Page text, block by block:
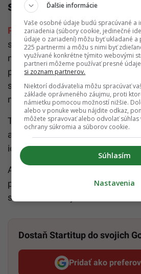
schopnosťou
Psychológoviahovoria, že
sústrediť môže byť v budúcnosti
najcennejších schopností. V
pozornosť bojujú algoritmy,
sa schopnosť udržať pri jednej
náročnejšou.
To však neznamená, že ľudia
alebo schopnosť myslieť. Skôr
ich mozog neustále rozptyľuje.
A práve preto dnes odborníci
pozornosti môže byť rovnako
starostlivosť o fyzické zdravie.
Dostaň Startitup do svojich
Pridať ako
Ďalšie informácie
Vaše osobné údaje budú spracúvané a
zariadenia (súbory cookie, jedinečné
údaje o zariadení) môžu byť ukladané a
225 partnermi a môžu s nimi byť
využívané konkrétne týmito webovými
partneri môžeme používať presné
si zoznam partnerov.
Niektorí dodávatelia môžu spracúvať
základe oprávneného záujmu, proti
námietku pomocou možností nižšie.
alebo v ponuke webu nájdite odkaz,
môžete spravovať alebo odvolať súhlas
ochrany súkromia a súborov cookie.
Súhlasím
Nastavenia